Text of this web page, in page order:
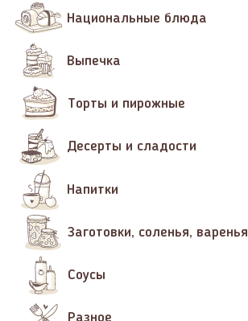
Национальные блюда
Выпечка
Торты и пирожные
Десерты и сладости
Напитки
Заготовки, соленья, варенья
Соусы
Разное